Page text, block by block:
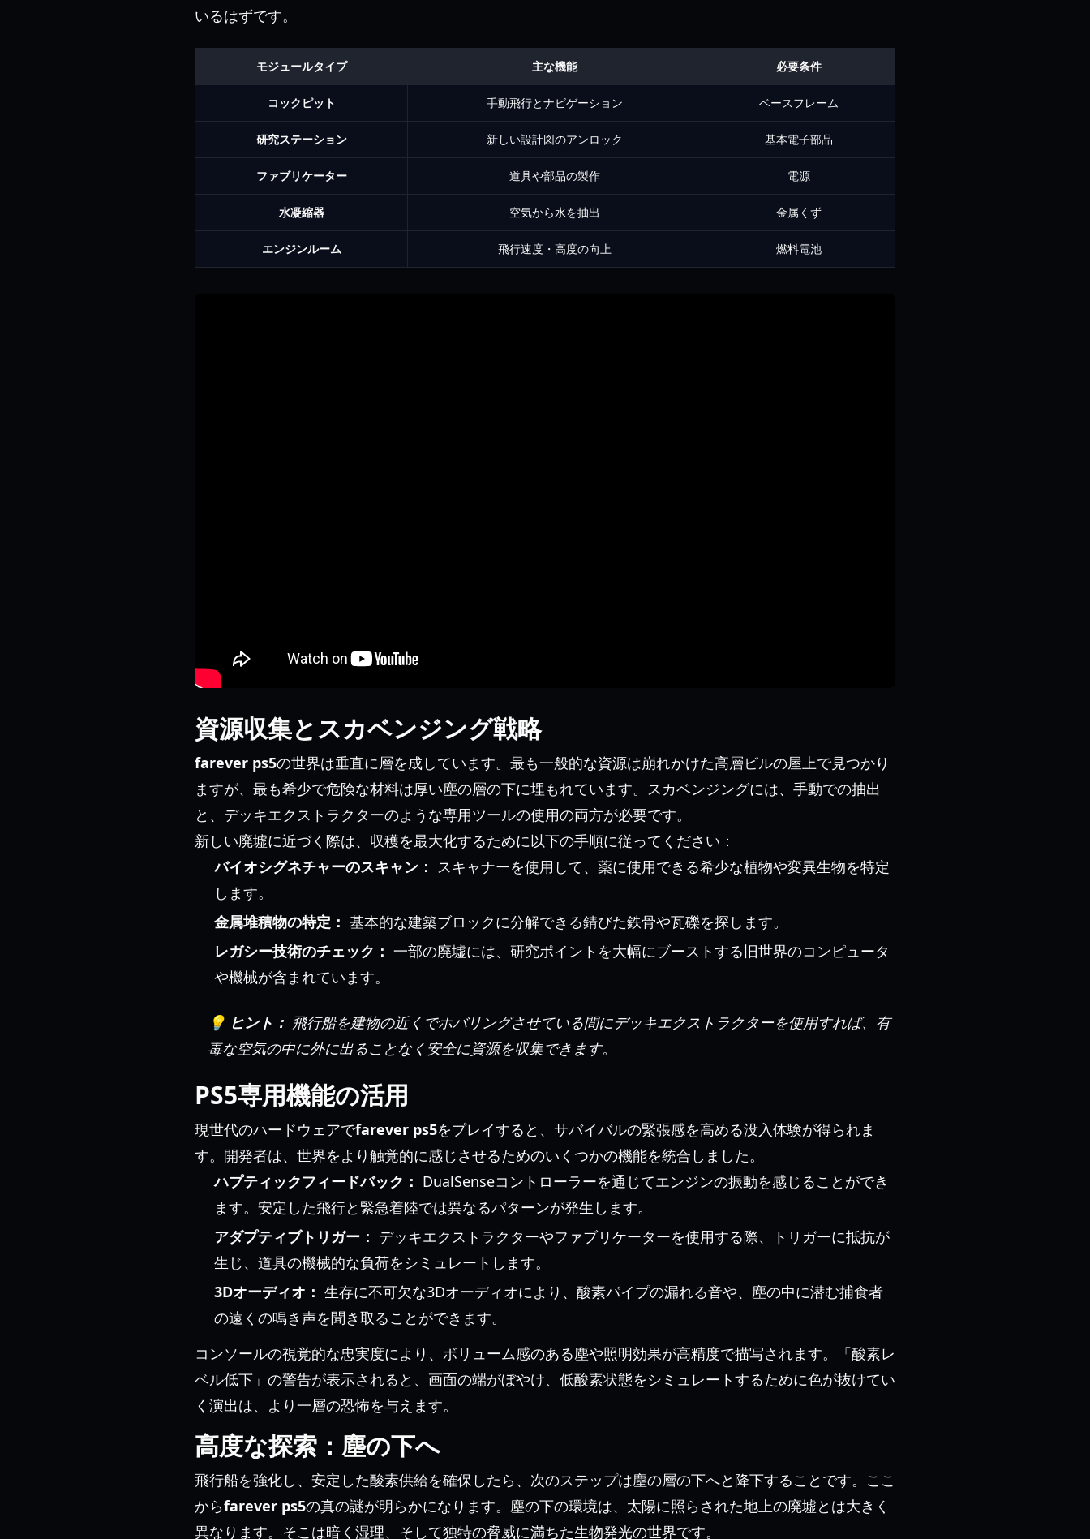
いるはずです。
モジュールタイプ 主な機能 必要条件
コックピット 手動飛行とナビゲーション ベースフレーム
研究ステーション 新しい設計図のアンロック 基本電子部品
ファブリケーター 道具や部品の製作 電源
水凝縮器 空気から水を抽出 金属くず
エンジンルーム 飛行速度・高度の向上 燃料電池
資源収集とスカベンジング戦略
farever ps5の世界は垂直に層を成しています。最も一般的な資源は崩れかけた高層ビルの屋上で見つかり
ますが、最も希少で危険な材料は厚い塵の層の下に埋もれています。スカベンジングには、手動での抽出
と、デッキエクストラクターのような専用ツールの使用の両方が必要です。
新しい廃墟に近づく際は、収穫を最大化するために以下の手順に従ってください：
バイオシグネチャーのスキャン： スキャナーを使用して、薬に使用できる希少な植物や変異生物を特定
します。
金属堆積物の特定： 基本的な建築ブロックに分解できる錆びた鉄骨や瓦礫を探します。
レガシー技術のチェック： 一部の廃墟には、研究ポイントを大幅にブーストする旧世界のコンピュータ
や機械が含まれています。
💡 ヒント： 飛行船を建物の近くでホバリングさせている間にデッキエクストラクターを使用すれば、有
毒な空気の中に外に出ることなく安全に資源を収集できます。
PS5専用機能の活用
現世代のハードウェアでfarever ps5をプレイすると、サバイバルの緊張感を高める没入体験が得られま
す。開発者は、世界をより触覚的に感じさせるためのいくつかの機能を統合しました。
ハプティックフィードバック： DualSenseコントローラーを通じてエンジンの振動を感じることができ
ます。安定した飛行と緊急着陸では異なるパターンが発生します。
アダプティブトリガー： デッキエクストラクターやファブリケーターを使用する際、トリガーに抵抗が
生じ、道具の機械的な負荷をシミュレートします。
3Dオーディオ： 生存に不可欠な3Dオーディオにより、酸素パイプの漏れる音や、塵の中に潜む捕食者
の遠くの鳴き声を聞き取ることができます。
コンソールの視覚的な忠実度により、ボリューム感のある塵や照明効果が高精度で描写されます。「酸素レ
ベル低下」の警告が表示されると、画面の端がぼやけ、低酸素状態をシミュレートするために色が抜けてい
く演出は、より一層の恐怖を与えます。
高度な探索：塵の下へ
飛行船を強化し、安定した酸素供給を確保したら、次のステップは塵の層の下へと降下することです。ここ
からfarever ps5の真の謎が明らかになります。塵の下の環境は、太陽に照らされた地上の廃墟とは大きく
異なります。そこは暗く湿理、そして独特の脅威に満ちた生物発光の世界です。